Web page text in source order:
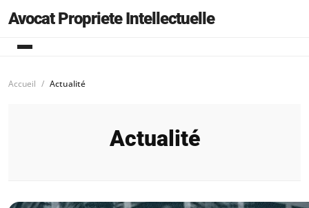
Avocat Propriete Intellectuelle
Accueil Actualité
Actualité